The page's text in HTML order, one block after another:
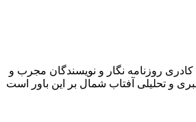
روزنامه نگار و نویسندگان مجرب و
و تحلیلی آفتاب شمال بر این باور است